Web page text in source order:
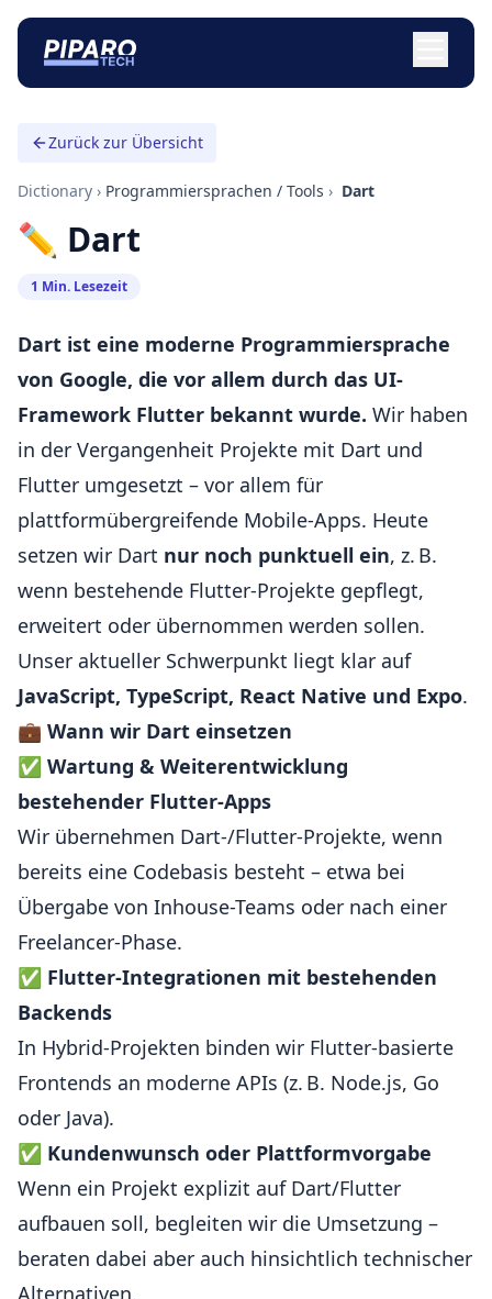
Zurück zur Übersicht
Dictionary › Programmiersprachen / Tools › ️ Dart
✏️ Dart
1 Min. Lesezeit
Dart ist eine moderne Programmiersprache
von Google, die vor allem durch das UI-
Framework Flutter bekannt wurde. Wir haben
in der Vergangenheit Projekte mit Dart und
Flutter umgesetzt – vor allem für
plattformübergreifende Mobile-Apps. Heute
setzen wir Dart nur noch punktuell ein, z. B.
wenn bestehende Flutter-Projekte gepflegt,
erweitert oder übernommen werden sollen.
Unser aktueller Schwerpunkt liegt klar auf
JavaScript, TypeScript, React Native und Expo.
💼 Wann wir Dart einsetzen
✅ Wartung & Weiterentwicklung
bestehender Flutter-Apps
Wir übernehmen Dart-/Flutter-Projekte, wenn
bereits eine Codebasis besteht – etwa bei
Übergabe von Inhouse-Teams oder nach einer
Freelancer-Phase.
✅ Flutter-Integrationen mit bestehenden
Backends
In Hybrid-Projekten binden wir Flutter-basierte
Frontends an moderne APIs (z. B. Node.js, Go
oder Java).
✅ Kundenwunsch oder Plattformvorgabe
Wenn ein Projekt explizit auf Dart/Flutter
aufbauen soll, begleiten wir die Umsetzung –
beraten dabei aber auch hinsichtlich technischer
Alternativen.